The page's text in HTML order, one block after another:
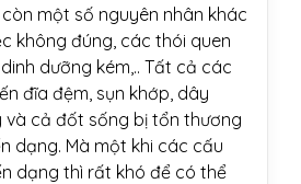
một số nguyên nhân khác
không đúng, các thói quen
dưỡng kém,.. Tất cả các
đĩa đệm, sụn khớp, dây
và cả đốt sống bị tổn thương
dạng. Mà một khi các cấu
dạng thì rất khó để có thể